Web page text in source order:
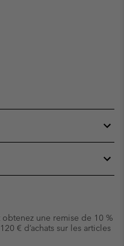
une remise de 10 %
€ d’achats sur les articles